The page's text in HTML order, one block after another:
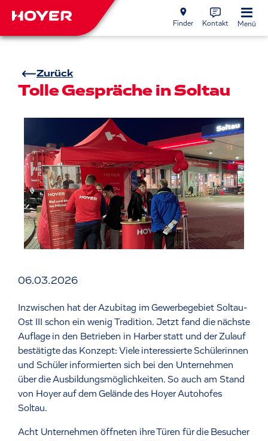
Finder Kontakt Menü
Zurück
Tolle Gespräche in Soltau
06.03.2026
Inzwischen hat der Azubitag im Gewerbegebiet Soltau-
Ost III schon ein wenig Tradition. Jetzt fand die nächste
Auflage in den Betrieben in Harber statt und der Zulauf
bestätigte das Konzept: Viele interessierte Schülerinnen
und Schüler informierten sich bei den Unternehmen
über die Ausbildungsmöglichkeiten. So auch am Stand
von Hoyer auf dem Gelände des Hoyer Autohofes
Soltau.
Acht Unternehmen öffneten ihre Türen für die Besucher